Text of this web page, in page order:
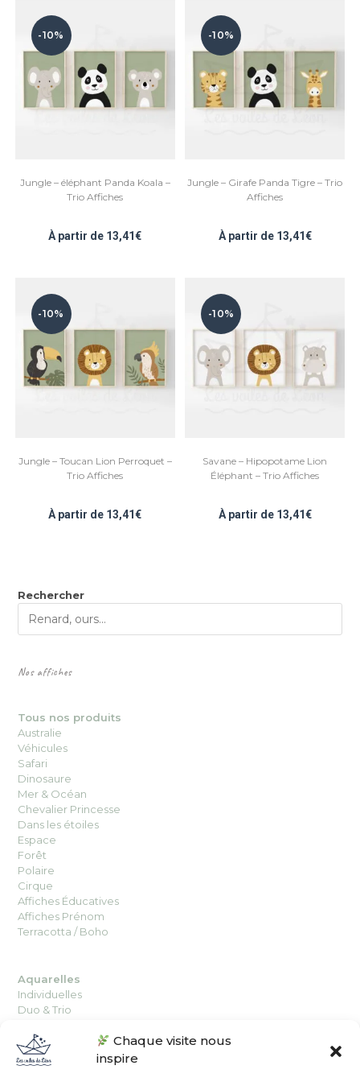
Chaque visite nous
inspire
-10%
Jungle – éléphant Panda Koala –
Trio Affiches
À partir de 13,41€
-10%
Jungle – Girafe Panda Tigre – Trio
Affiches
À partir de 13,41€
-10%
Jungle – Toucan Lion Perroquet –
Trio Affiches
À partir de 13,41€
-10%
Savane – Hipopotame Lion
Éléphant – Trio Affiches
À partir de 13,41€
Rechercher
Nos affiches
Tous nos produits
Australie
Véhicules
Safari
Dinosaure
Mer & Océan
Chevalier Princesse
Dans les étoiles
Espace
Forêt
Polaire
Cirque
Affiches Éducatives
Affiches Prénom
Terracotta / Boho
Aquarelles
Individuelles
Duo &Trio
Affiches